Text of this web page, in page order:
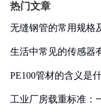
热门文章
无缝钢管的常用规格
生活中常见的传感器
PE100管材的含义是
工业厂房载重标准：